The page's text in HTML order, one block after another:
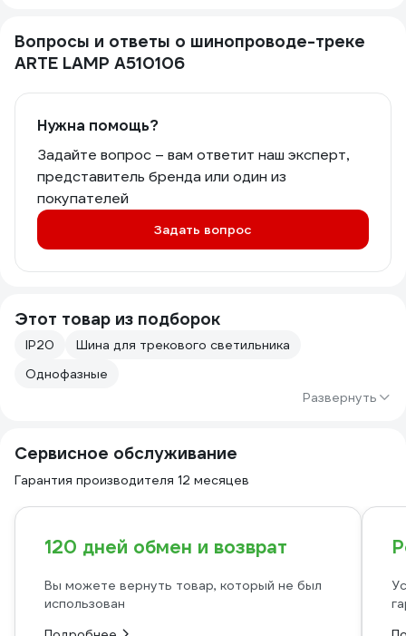
Вопросы и ответы о шинопроводе-треке
ARTE LAMP A510106
Нужна помощь?
Задайте вопрос – вам ответит наш эксперт,
представитель бренда или один из
покупателей
Задать вопрос
Этот товар из подборок
IP20
Шина для трекового светильника
Однофазные
Развернуть
Сервисное обслуживание
Гарантия производителя 12 месяцев
120 дней обмен и возврат
Вы можете вернуть товар, который не был
использован